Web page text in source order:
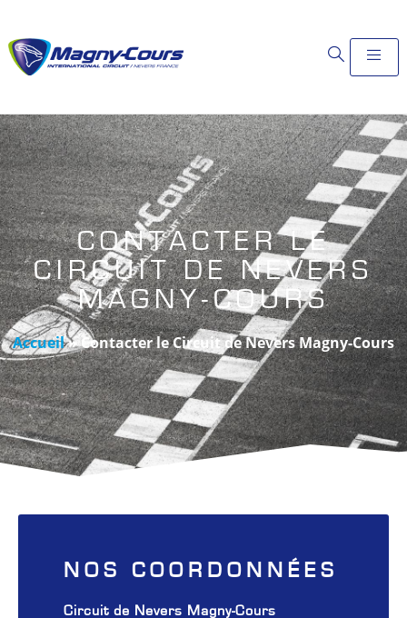
CONTACTER LE
CIRCUIT DE NEVERS
MAGNY-COURS
Accueil»Contacter le Circuit de Nevers Magny-Cours
NOS COORDONNÉES
Circuit de Nevers Magny-Cours